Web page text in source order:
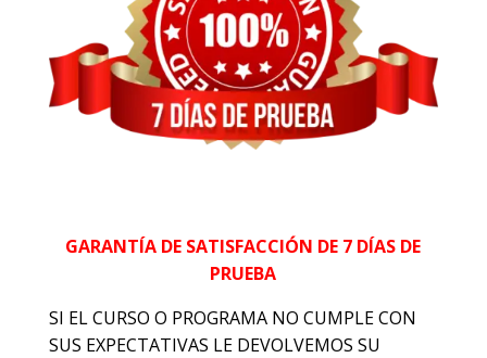
GARANTÍA DE SATISFACCIÓN DE 7 DÍAS DE
PRUEBA
SI EL CURSO O PROGRAMA NO CUMPLE CON
SUS EXPECTATIVAS LE DEVOLVEMOS SU